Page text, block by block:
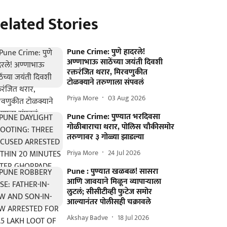
Stories
Pune Crime: पुणे हादरले!
अण्णाभाऊ साठेंच्या जयंती दिवशी
रक्तरंजित थरार, मिरवणुकीत
टोळक्याने तरुणाला संपवलं
Priya More 03 Aug 2026
Pune Crime: पुण्यात भरदिवसा
गोळीबाराचा थरार, पोलिस चौकीसमोर
तरुणावर ३ गोळ्या झाडल्या
Priya More 24 Jul 2026
Pune : पुण्यात खळबळ! सासरा
आणि जावयाने मिळून व्यापाऱ्याला
लुटलं; सीसीटीव्ही फुटेज समोर
आल्यानंतर पोलीसही चक्रावले
Akshay Badve 18 Jul 2026